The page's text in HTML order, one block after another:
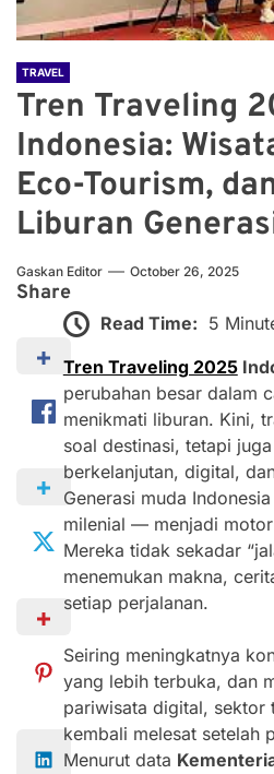
TRAVEL
Tren Traveling
Indonesia:
Eco-Tourism,
Liburan
Gaskan Editor October 26, 2025
Share
Read Time: 5
Tren Traveling 2025
perubahan besar dalam
menikmati liburan. Kini,
soal destinasi, tetapi
berkelanjutan, digital,
Generasi muda
milenial — menjadi
Mereka tidak sekadar
menemukan makna,
setiap perjalanan.
Seiring meningkatnya
yang lebih terbuka, dan
pariwisata digital, sektor
kembali melesat setelah
Menurut data